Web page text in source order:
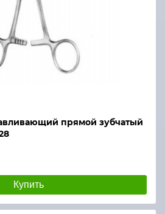
прямой зубчатый
Купить